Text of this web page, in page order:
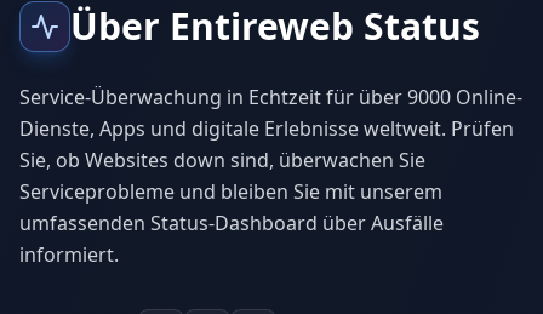
Über Entireweb Status
Service-Überwachung in Echtzeit für über 9000 Online-
Dienste, Apps und digitale Erlebnisse weltweit. Prüfen
Sie, ob Websites down sind, überwachen Sie
Serviceprobleme und bleiben Sie mit unserem
umfassenden Status-Dashboard über Ausfälle
informiert.